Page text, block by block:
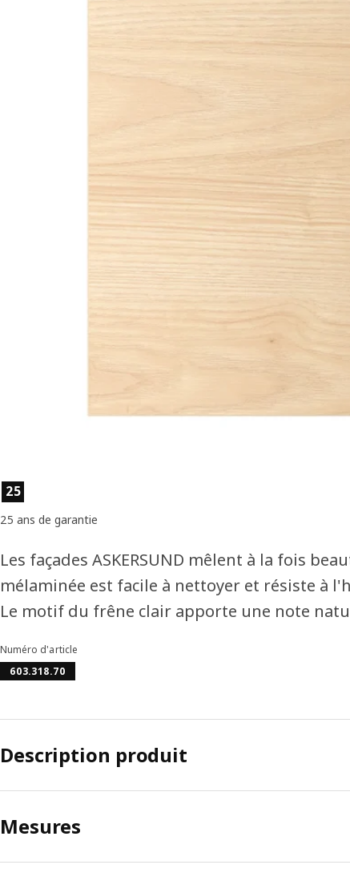
Image zoomed out, normal view
Caractéristiques du produit
25
25 ans de garantie
Les façades ASKERSUND mêlent à la fois
mélaminée est facile à nettoyer et résiste à
Le motif du frêne clair apporte une note
Numéro d'article
603.318.70
Description produit
Mesures